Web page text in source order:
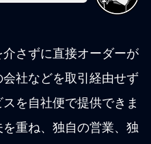
さずに直接オーダーが
社などを取引経由せず
を自社便で提供できま
重ね、独自の営業、独